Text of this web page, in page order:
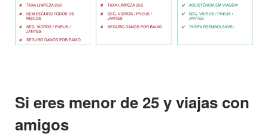
Si eres menor de 25 y viajas con
amigos